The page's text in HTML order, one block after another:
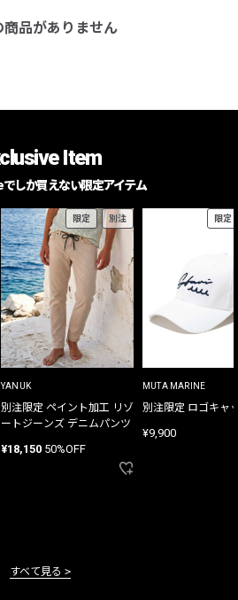
商品がありません
Item
しか買えない限定アイテム
限定 別注
YANUK
別注限定 ペイント加工 リゾ
ートジーンズ デニムパンツ
¥18,150 50%OFF
限定
MUTA MARINE
別注限定 ロゴキャ
¥9,900
すべて見る